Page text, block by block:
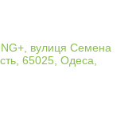
вулиця Семена
65025, Одеса,